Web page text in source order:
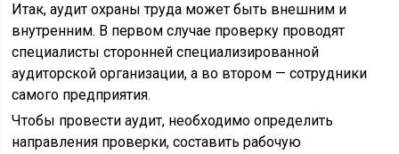
Итак, аудит охраны труда может быть внешним и
внутренним. В первом случае проверку проводят
специалисты сторонней специализированной
аудиторской организации, а во втором — сотрудники
самого предприятия.
Чтобы провести аудит, необходимо определить
направления проверки, составить рабочую